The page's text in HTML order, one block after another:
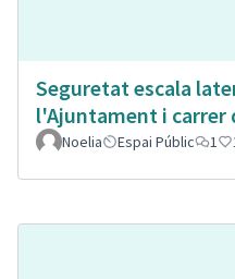
Seguretat escala
l'Ajuntament i carrer
Noelia Espai Públic 1